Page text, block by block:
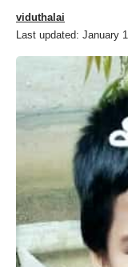
Last updated: January
viduthalai